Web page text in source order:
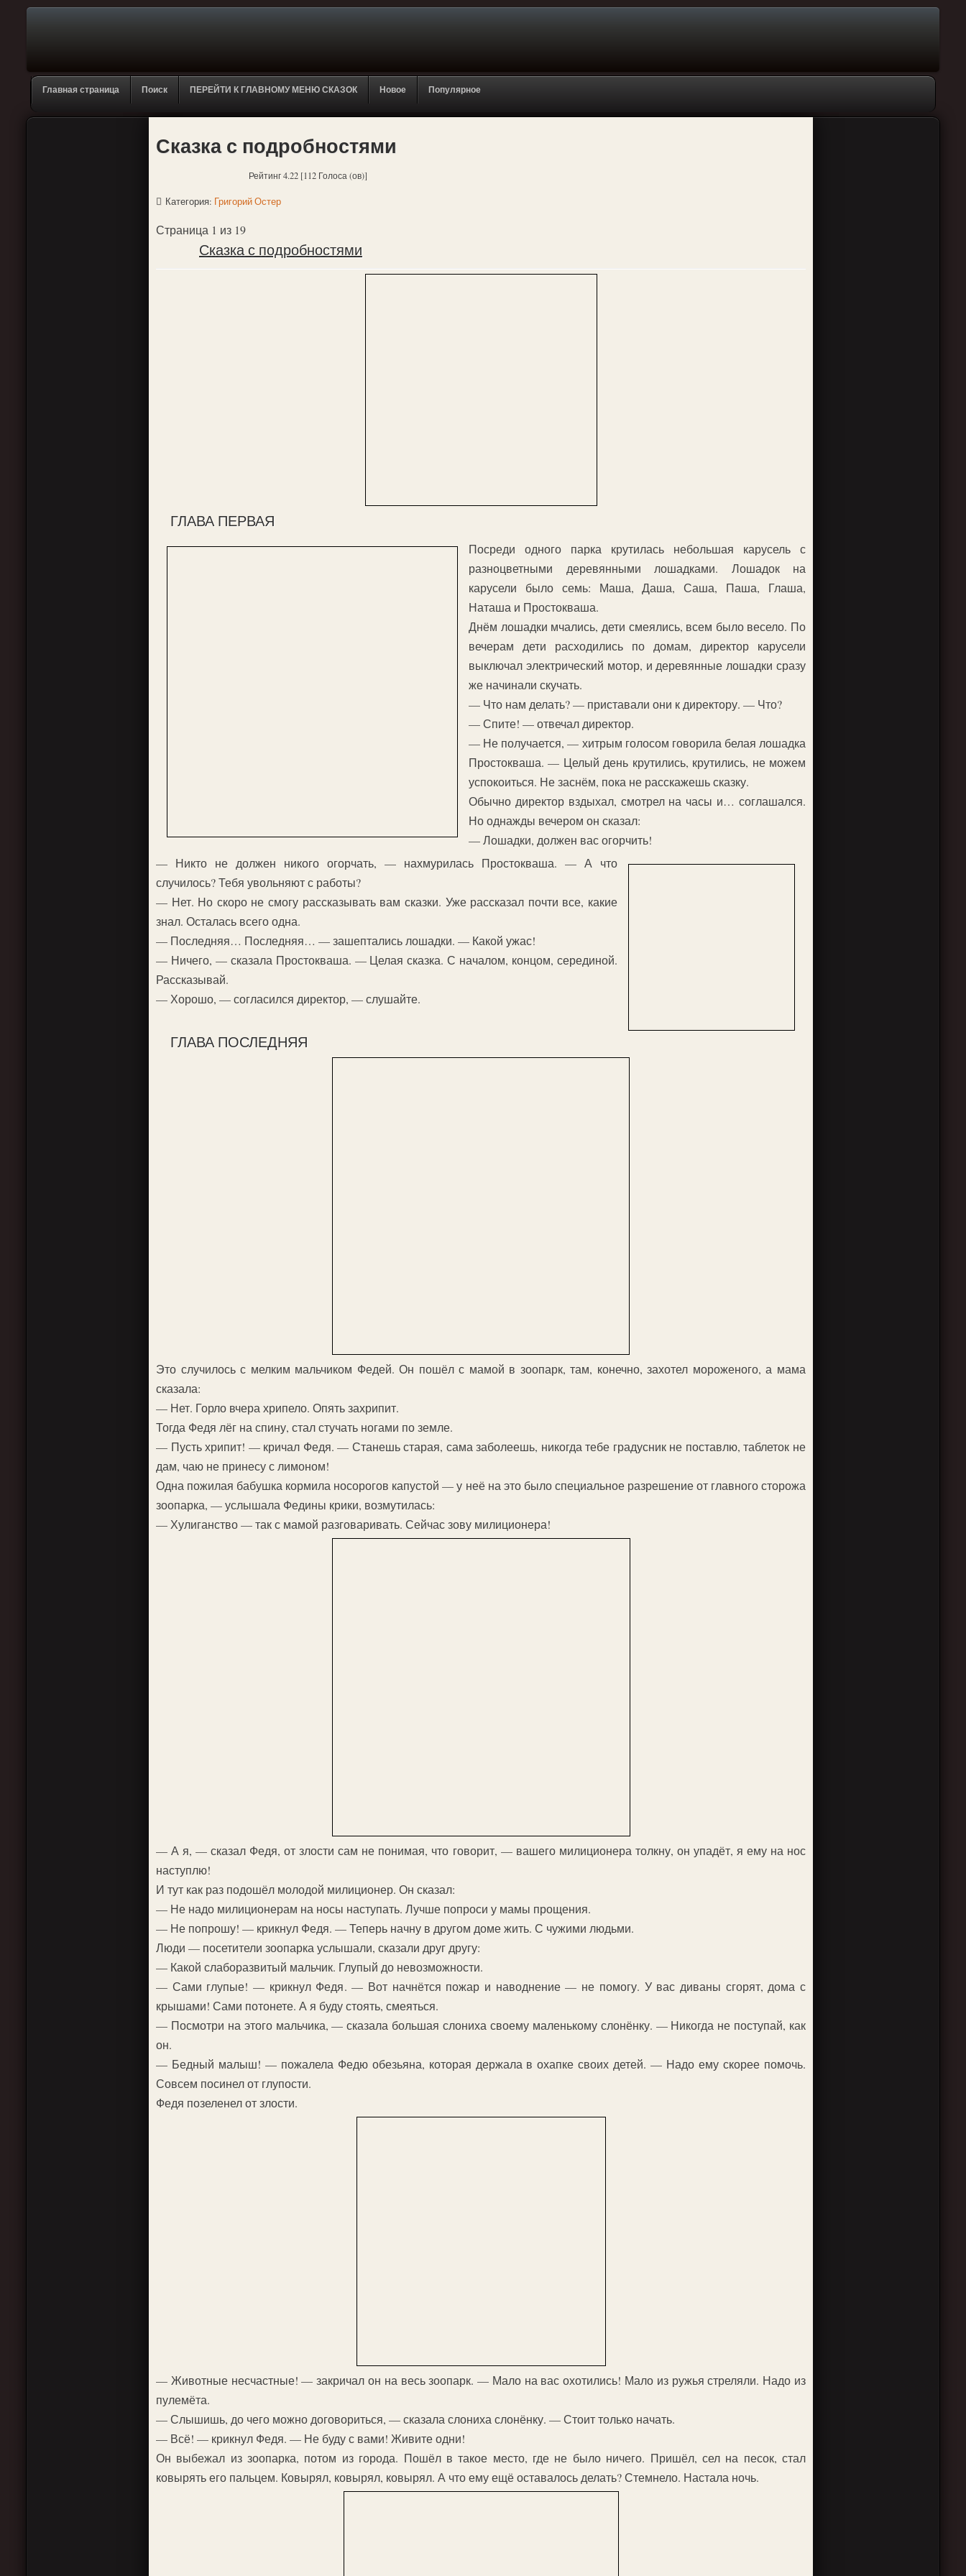
Главная страница Поиск ПЕРЕЙТИ К ГЛАВНОМУ МЕНЮ СКАЗОК Новое Популярное
Сказка с подробностями
Рейтинг 4.22 [112 Голоса (ов)]
Категория: Григорий Остер
Страница 1 из 19
Сказка с подробностями
ГЛАВА ПЕРВАЯ
Посреди одного парка крутилась небольшая карусель с
разноцветными деревянными лошадками. Лошадок на
карусели было семь: Маша, Даша, Саша, Паша, Глаша,
Наташа и Простокваша.
Днём лошадки мчались, дети смеялись, всем было весело. По
вечерам дети расходились по домам, директор карусели
выключал электрический мотор, и деревянные лошадки сразу
же начинали скучать.
— Что нам делать? — приставали они к директору. — Что?
— Спите! — отвечал директор.
— Не получается, — хитрым голосом говорила белая лошадка
Простокваша. — Целый день крутились, крутились, не можем
успокоиться. Не заснём, пока не расскажешь сказку.
Обычно директор вздыхал, смотрел на часы и… соглашался.
Но однажды вечером он сказал:
— Лошадки, должен вас огорчить!
— Никто не должен никого огорчать, — нахмурилась Простокваша. — А что
случилось? Тебя увольняют с работы?
— Нет. Но скоро не смогу рассказывать вам сказки. Уже рассказал почти все, какие
знал. Осталась всего одна.
— Последняя… Последняя… — зашептались лошадки. — Какой ужас!
— Ничего, — сказала Простокваша. — Целая сказка. С началом, концом, серединой.
Рассказывай.
— Хорошо, — согласился директор, — слушайте.
ГЛАВА ПОСЛЕДНЯЯ
Это случилось с мелким мальчиком Федей. Он пошёл с мамой в зоопарк, там, конечно, захотел мороженого, а мама
сказала:
— Нет. Горло вчера хрипело. Опять захрипит.
Тогда Федя лёг на спину, стал стучать ногами по земле.
— Пусть хрипит! — кричал Федя. — Станешь старая, сама заболеешь, никогда тебе градусник не поставлю, таблеток не
дам, чаю не принесу с лимоном!
Одна пожилая бабушка кормила носорогов капустой — у неё на это было специальное разрешение от главного сторожа
зоопарка, — услышала Федины крики, возмутилась:
— Хулиганство — так с мамой разговаривать. Сейчас зову милиционера!
— А я, — сказал Федя, от злости сам не понимая, что говорит, — вашего милиционера толкну, он упадёт, я ему на нос
наступлю!
И тут как раз подошёл молодой милиционер. Он сказал:
— Не надо милиционерам на носы наступать. Лучше попроси у мамы прощения.
— Не попрошу! — крикнул Федя. — Теперь начну в другом доме жить. С чужими людьми.
Люди — посетители зоопарка услышали, сказали друг другу:
— Какой слаборазвитый мальчик. Глупый до невозможности.
— Сами глупые! — крикнул Федя. — Вот начнётся пожар и наводнение — не помогу. У вас диваны сгорят, дома с
крышами! Сами потонете. А я буду стоять, смеяться.
— Посмотри на этого мальчика, — сказала большая слониха своему маленькому слонёнку. — Никогда не поступай, как
он.
— Бедный малыш! — пожалела Федю обезьяна, которая держала в охапке своих детей. — Надо ему скорее помочь.
Совсем посинел от глупости.
Федя позеленел от злости.
— Животные несчастные! — закричал он на весь зоопарк. — Мало на вас охотились! Мало из ружья стреляли. Надо из
пулемёта.
— Слышишь, до чего можно договориться, — сказала слониха слонёнку. — Стоит только начать.
— Всё! — крикнул Федя. — Не буду с вами! Живите одни!
Он выбежал из зоопарка, потом из города. Пошёл в такое место, где не было ничего. Пришёл, сел на песок, стал
ковырять его пальцем. Ковырял, ковырял, ковырял. А что ему ещё оставалось делать? Стемнело. Настала ночь.